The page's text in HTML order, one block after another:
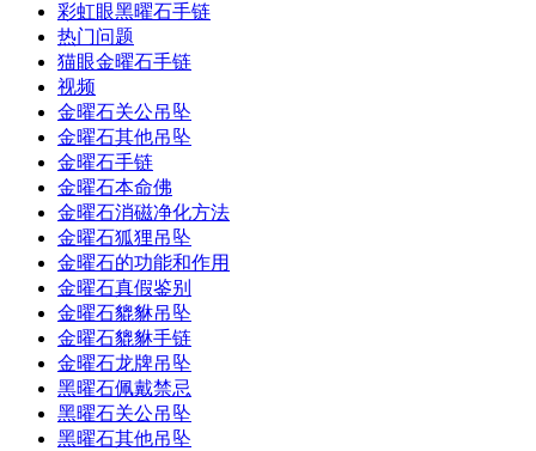
彩虹眼黑曜石手链
热门问题
猫眼金曜石手链
视频
金曜石关公吊坠
金曜石其他吊坠
金曜石手链
金曜石本命佛
金曜石消磁净化方法
金曜石狐狸吊坠
金曜石的功能和作用
金曜石真假鉴别
金曜石貔貅吊坠
金曜石貔貅手链
金曜石龙牌吊坠
黑曜石佩戴禁忌
黑曜石关公吊坠
黑曜石其他吊坠